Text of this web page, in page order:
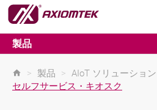
製品
> 製品 > AIoT ソリューション
セルフサービス・キオスク